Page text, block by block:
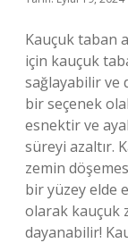
Kauçuk taban
için kauçuk
sağlayabilir ve
bir seçenek
esnektir ve
süreyi azaltır.
zemin
bir yüzey elde
olarak kauçuk
dayanabilir!